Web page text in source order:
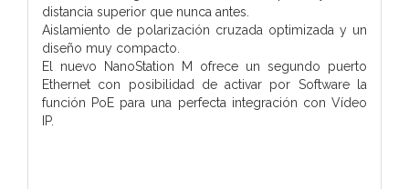
distancia superior que nunca antes.
Aislamiento de polarización cruzada optimizada y un
diseño muy compacto.
El nuevo NanoStation M ofrece un segundo puerto
Ethernet con posibilidad de activar por Software la
función PoE para una perfecta integración con Vídeo
IP.